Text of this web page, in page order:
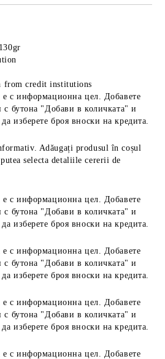
credit institutions
е с информационна цел. Добавете
с бутона "Добави в количката" и
изберете броя вноски на кредита.
Adăugați produsul în coșul
selecta detaliile cererii de
е с информационна цел. Добавете
с бутона "Добави в количката" и
изберете броя вноски на кредита.
е с информационна цел. Добавете
с бутона "Добави в количката" и
изберете броя вноски на кредита.
е с информационна цел. Добавете
с бутона "Добави в количката" и
изберете броя вноски на кредита.
е с информационна цел. Добавете